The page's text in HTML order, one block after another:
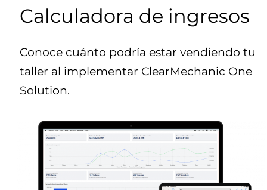
Calculadora de ingresos
Conoce cuánto podría estar vendiendo tu
taller al implementar ClearMechanic One
Solution.